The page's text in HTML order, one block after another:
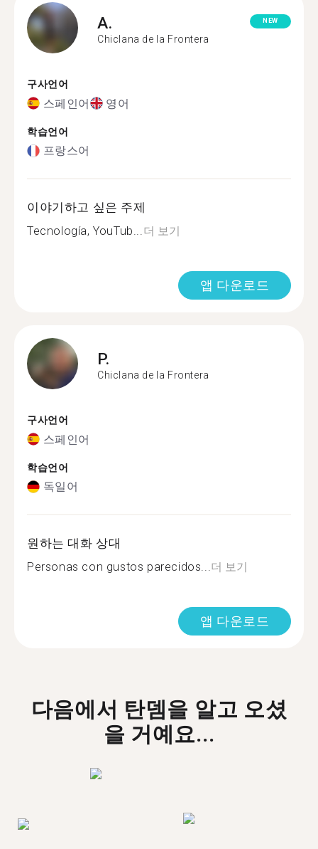
A.
Chiclana de la Frontera
NEW
구사언어
스페인어 영어
학습언어
프랑스어
이야기하고 싶은 주제
Tecnología, YouTub...더 보기
앱 다운로드
P.
Chiclana de la Frontera
구사언어
스페인어
학습언어
독일어
원하는 대화 상대
Personas con gustos parecidos...더 보기
앱 다운로드
다음에서 탄뎀을 알고 오셨
을 거예요...